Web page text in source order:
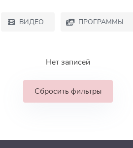
ВИДЕО ПРОГРАММЫ
Нет записей
Сбросить фильтры